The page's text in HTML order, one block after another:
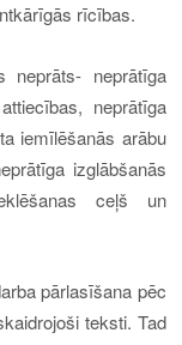
rīcības.
neprāts- neprātīga
neprātīga
iemīlēšanās arābu
izglābšanās
ceļš un
pārlasīšana pēc
teksti. Tad